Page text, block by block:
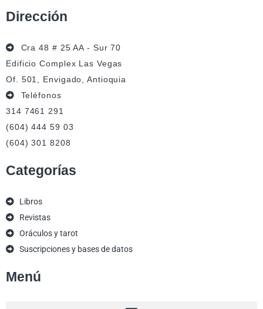
Dirección
Cra 48 # 25 AA - Sur 70
Edificio Complex Las Vegas
Of. 501, Envigado, Antioquia
Teléfonos
314 7461 291
(604) 444 59 03
(604) 301 8208
Categorías
Libros
Revistas
Oráculos y tarot
Suscripciones y bases de datos
Menú